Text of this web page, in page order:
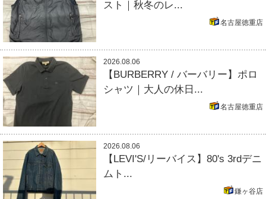
スト｜秋冬のレ...
名古屋徳重店
2026.08.06
【BURBERRY / バーバリー】ポロ
シャツ｜大人の休日...
名古屋徳重店
2026.08.06
【LEVI'S/リーバイス】80's 3rdデニ
ムト...
鎌ヶ谷店